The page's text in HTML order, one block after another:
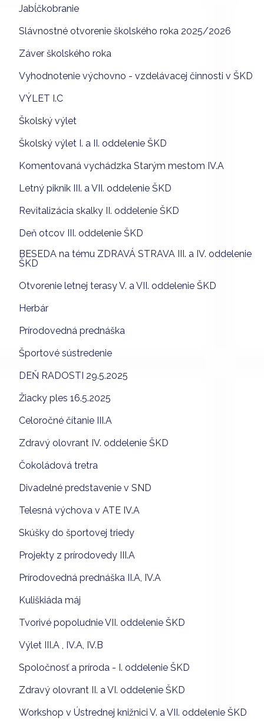
Jabĺčkobranie
Slávnostné otvorenie školského roka 2025/2026
Záver školského roka
Vyhodnotenie výchovno - vzdelávacej činnosti v ŠKD
VÝLET I.C
Školský výlet
Školský výlet I. a II. oddelenie ŠKD
Komentovaná vychádzka Starým mestom IV.A
Letný piknik III. a VII. oddelenie ŠKD
Revitalizácia skalky II. oddelenie ŠKD
Deň otcov III. oddelenie ŠKD
BESEDA na tému ZDRAVÁ STRAVA III. a IV. oddelenie
ŠKD
Otvorenie letnej terasy V. a VII. oddelenie ŠKD
Herbár
Prírodovedná prednáška
Športové sústredenie
DEŇ RADOSTI 29.5.2025
Žiacky ples 16.5.2025
Celoročné čítanie III.A
Zdravý olovrant IV. oddelenie ŠKD
Čokoládová tretra
Divadelné predstavenie v SND
Telesná výchova v ATE IV.A
Skúšky do športovej triedy
Projekty z prírodovedy III.A
Prírodovedná prednáška II.A, IV.A
Kuliškiáda máj
Tvorivé popoludnie VII. oddelenie ŠKD
Výlet III.A , IV.A, IV.B
Spoločnosť a príroda - I. oddelenie ŠKD
Zdravý olovrant II. a VI. oddelenie ŠKD
Workshop v Ústrednej knižnici V. a VII. oddelenie ŠKD